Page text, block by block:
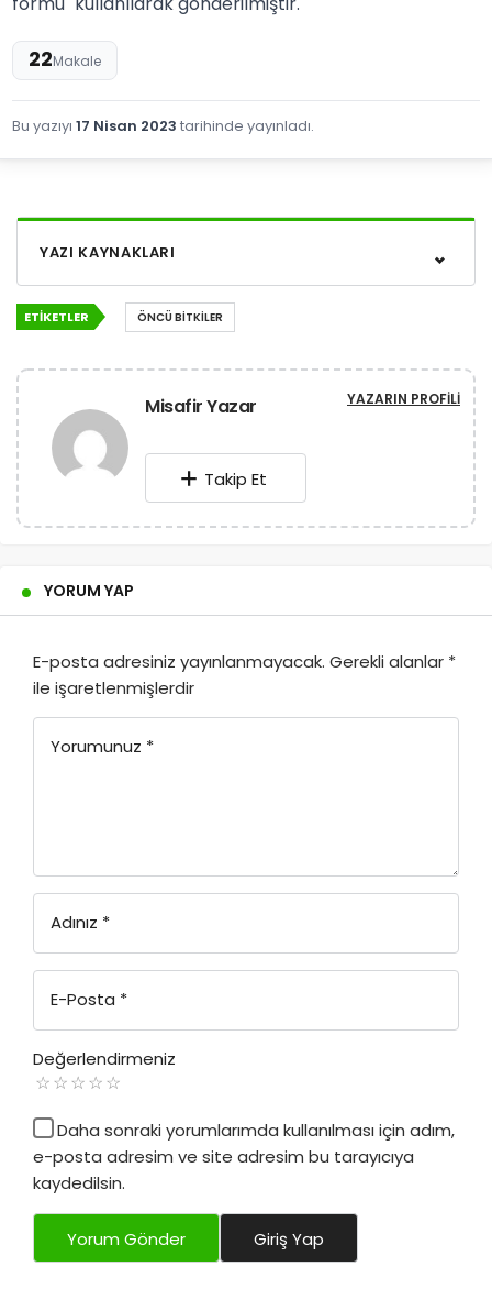
22Makale
Bu yazıyı 17 Nisan 2023 tarihinde yayınladı.
YAZI KAYNAKLARI
ETIKETLER ÖNCÜ BITKILER
Misafir Yazar YAZARIN PROFILI
Takip Et
YORUM YAP
E-posta adresiniz yayınlanmayacak. Gerekli alanlar *
ile işaretlenmişlerdir
Yorumunuz *
Adınız *
E-Posta *
Değerlendirmeniz
Daha sonraki yorumlarımda kullanılması için adım,
e-posta adresim ve site adresim bu tarayıcıya
kaydedilsin.
Yorum Gönder Giriş Yap